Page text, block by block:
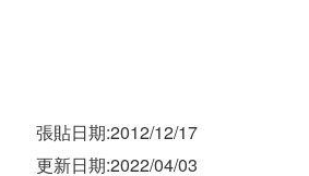
張貼日期:2012/12/17
更新日期:2022/04/03